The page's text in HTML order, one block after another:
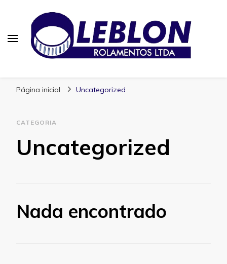
Página inicial Uncategorized
CATEGORIA
Uncategorized
Nada encontrado